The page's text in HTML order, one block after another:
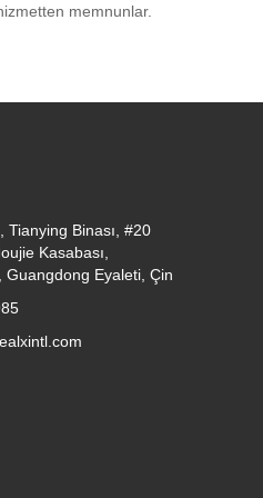
memnunlar.
Tianying Binası, #20
Kasabası,
Guangdong Eyaleti, Çin